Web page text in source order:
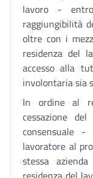
lavoro -
raggiungibilità
oltre con i
residenza del
accesso alla
involontaria sia
In ordine al
cessazione
consensuale
lavoratore al
stessa